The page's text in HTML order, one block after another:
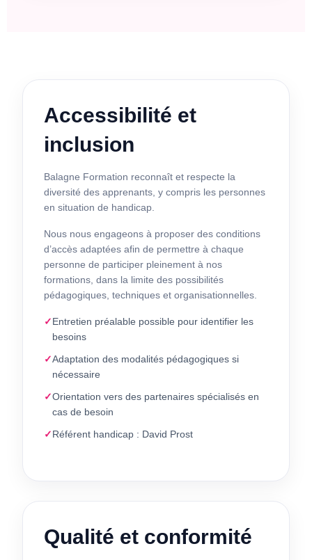
Accessibilité et
inclusion
Balagne Formation reconnaît et respecte la
diversité des apprenants, y compris les personnes
en situation de handicap.
Nous nous engageons à proposer des conditions
d’accès adaptées afin de permettre à chaque
personne de participer pleinement à nos
formations, dans la limite des possibilités
pédagogiques, techniques et organisationnelles.
Entretien préalable possible pour identifier les
besoins
Adaptation des modalités pédagogiques si
nécessaire
Orientation vers des partenaires spécialisés en
cas de besoin
Référent handicap : David Prost
Qualité et conformité